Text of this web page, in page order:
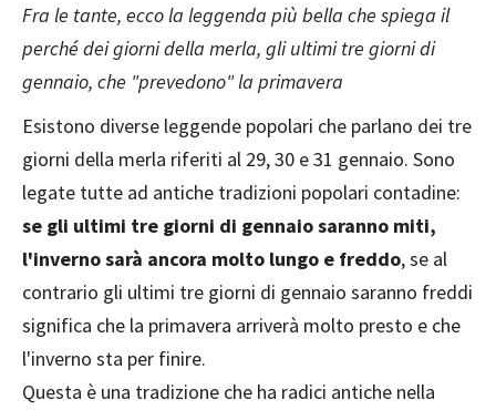
Fra le tante, ecco la leggenda più bella che spiega il
perché dei giorni della merla, gli ultimi tre giorni di
gennaio, che "prevedono" la primavera
Esistono diverse leggende popolari che parlano dei tre
giorni della merla riferiti al 29, 30 e 31 gennaio. Sono
legate tutte ad antiche tradizioni popolari contadine:
se gli ultimi tre giorni di gennaio saranno miti,
l'inverno sarà ancora molto lungo e freddo, se al
contrario gli ultimi tre giorni di gennaio saranno freddi
significa che la primavera arriverà molto presto e che
l'inverno sta per finire.
Questa è una tradizione che ha radici antiche nella